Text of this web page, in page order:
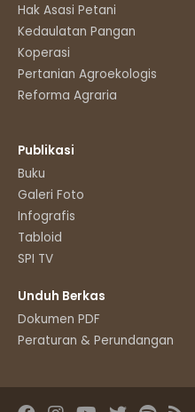
Hak Asasi Petani
Kedaulatan Pangan
Koperasi
Pertanian Agroekologis
Reforma Agraria
Publikasi
Buku
Galeri Foto
Infografis
Tabloid
SPI TV
Unduh Berkas
Dokumen PDF
Peraturan & Perundangan